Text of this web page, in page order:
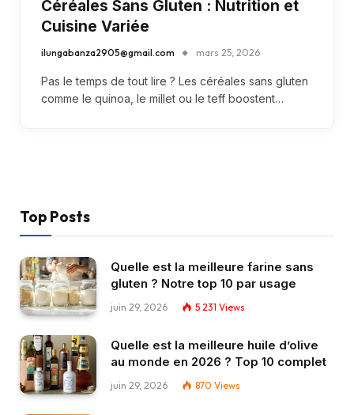
Céréales Sans Gluten : Nutrition et
Cuisine Variée
ilungabanza2905@gmail.com mars 25, 2026
Pas le temps de tout lire ? Les céréales sans gluten
comme le quinoa, le millet ou le teff boostent…
Top Posts
Quelle est la meilleure farine sans
gluten ? Notre top 10 par usage
juin 29, 2026 5 231 Views
Quelle est la meilleure huile d’olive
au monde en 2026 ? Top 10 complet
juin 29, 2026 870 Views